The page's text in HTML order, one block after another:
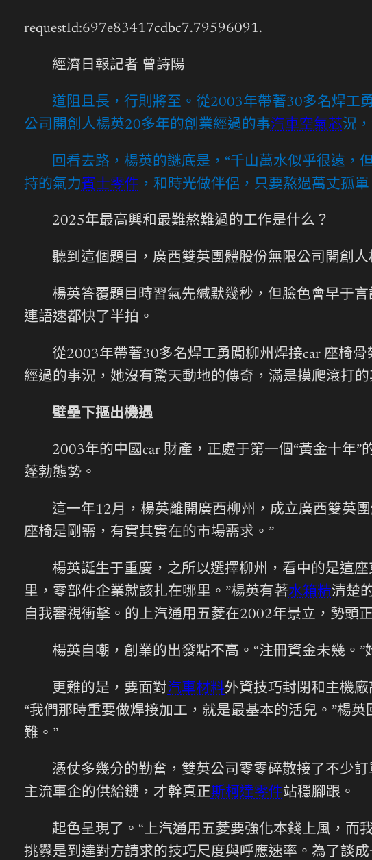
requestId:697e83417cdbc7.79596091.
經濟日報記者 曾詩陽
道阻且長，行則將至。從2003年帶著30多名焊工
公司開創人楊英20多年的創業經過的事汽車空氣芯況
回看去路，楊英的謎底是，“千山萬水似乎很遠，
持的氣力賓士零件 ，和時光做伴侶，只要熬過萬丈孤
2025年最高興和最難熬難過的工作是什么？
聽到這個題目，廣西雙英團體股份無限公司開創
楊英答覆題目時習氣先緘默幾秒，但臉色會早于
連語速都快了半拍。
從2003年帶著30多名焊工勇闖柳州焊接car 座椅
經過的事況，她沒有驚天動地的傳奇，滿是摸爬滾打
壁壘下摳出機遇
2003年的中國car 財產，正處于第一個“黃金十年
蓬勃態勢。
這一年12月，楊英離開廣西柳州，成立廣西雙英
座椅是剛需，有實其實在的市場需求。”
楊英誕生于重慶，之所以選擇柳州，看中的是這
里，零部件企業就該扎在哪里。”楊英有著水箱精清楚
自我審視衝擊。的上汽通用五菱在2002年景立，勢頭
楊英自嘲，創業的出發點不高。“注冊資金未幾。
更難的是，要面對汽車材料外資技巧封閉和主機
“我們那時重要做焊接加工，就是最基本的活兒。”楊
難。”
憑仗多幾分的勤奮，雙英公司零零碎散接了不少
主流車企的供給鏈，才幹真正斯柯達零件站穩腳跟。
起色呈現了。“上汽通用五菱要強化本錢上風，而
挑釁是到達對方請求的技巧尺度與呼應速率。為了談